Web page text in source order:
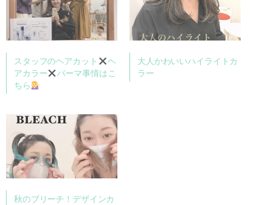
スタッフのヘアカット
ヘ
アカラー
パーマ事情はこ
ちら
大人かわいいハイライトカ
ラー
秋のブリーチ！デザインカ